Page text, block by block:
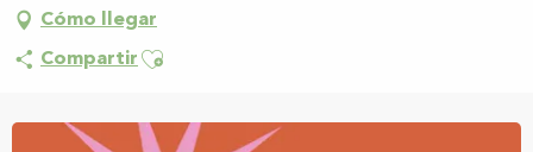
Cómo llegar
Compartir Ajouter aux favoris